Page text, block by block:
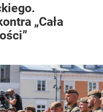
„Cała